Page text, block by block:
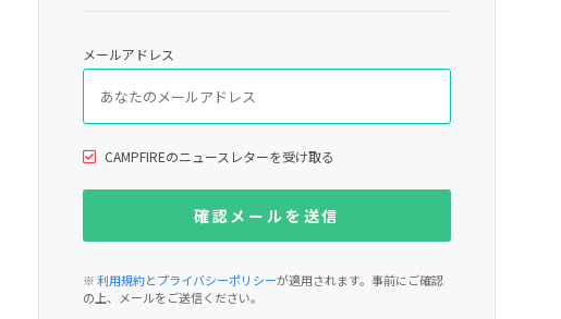
ゲーム・サービス開発
書籍・雑誌出版 アニメ・漫画
ソーシャルグッド ビューティー・ヘルスケア
メールアドレス
CAMPFIREのニュースレターを受け取る
※利用規約とプライバシーポリシーが適用されます。事前にご確認
の上、メールをご送信ください。